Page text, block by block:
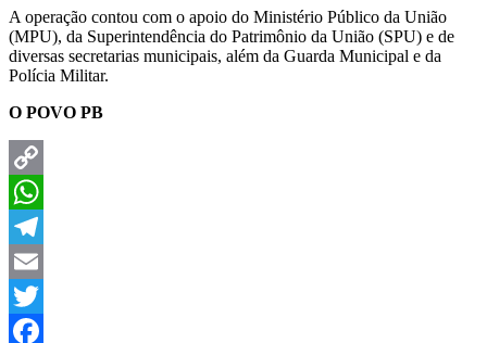
A operação contou com o apoio do Ministério Público da União
(MPU), da Superintendência do Patrimônio da União (SPU) e de
diversas secretarias municipais, além da Guarda Municipal e da
Polícia Militar.
O POVO PB
Copy
Link
WhatsApp
Telegram
Email
Twitter